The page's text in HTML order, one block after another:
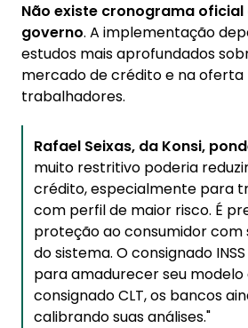
Não existe cronograma
governo. A implementação
estudos mais aprofundados
mercado de crédito e na oferta
trabalhadores.
Rafael Seixas, da Konsi,
muito restritivo poderia
crédito, especialmente para
com perfil de maior risco. É
proteção ao consumidor com
do sistema. O consignado
para amadurecer seu
consignado CLT, os bancos
calibrando suas análises."